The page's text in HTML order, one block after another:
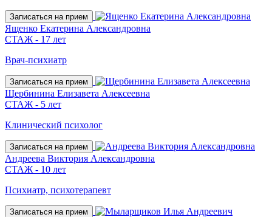
Записаться на прием
Ященко Екатерина Александровна
СТАЖ - 17 лет
Врач-психиатр
Записаться на прием
Щербинина Елизавета Алексеевна
СТАЖ - 5 лет
Клинический психолог
Записаться на прием
Андреева Виктория Александровна
СТАЖ - 10 лет
Психиатр, психотерапевт
Записаться на прием